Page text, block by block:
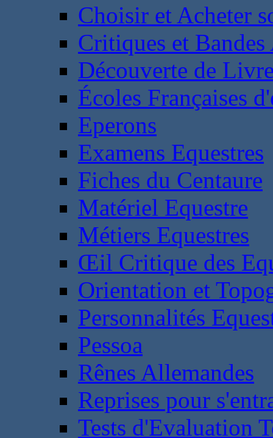
Choisir et Acheter
Critiques et
Découverte de
Écoles Françaises
Eperons
Examens Equestres
Fiches du Centaure
Matériel Equestre
Métiers Equestres
Œil Critique des
Orientation et
Personnalités
Pessoa
Rênes Allemandes
Reprises pour
Tests d'Evaluation